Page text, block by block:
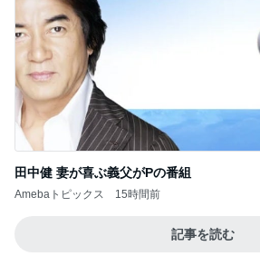
田中健 妻が喜ぶ義父がPの番組
Amebaトピックス 15時間前
記事を読む